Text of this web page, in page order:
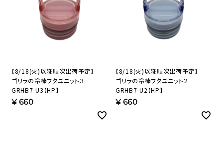
【8/18(火)以降順次出荷予定】
ゴリラの冷棒フタユニット３
GRHB7-U3【HP】
¥660
【8/18(火)以降順次出荷予定】
ゴリラの冷棒フタユニット２
GRHB7-U2【HP】
¥660